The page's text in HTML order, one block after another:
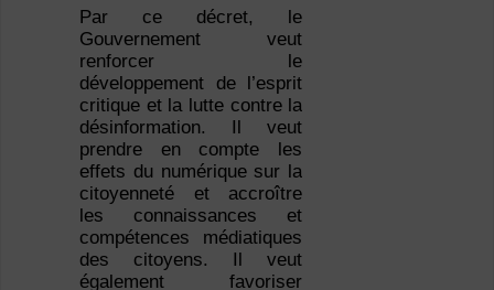
Par ce décret, le
Gouvernement veut
renforcer le
développement de l’esprit
critique et la lutte contre la
désinformation. Il veut
prendre en compte les
effets du numérique sur la
citoyenneté et accroître
les connaissances et
compétences médiatiques
des citoyens. Il veut
également favoriser